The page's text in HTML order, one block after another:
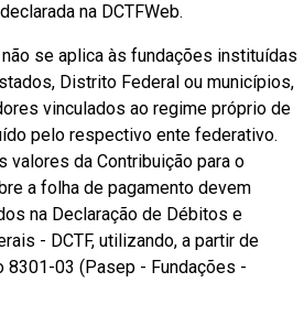
na DCTFWeb.
não se aplica às fundações instituídas
Distrito Federal ou municípios,
vinculados ao regime próprio de
pelo respectivo ente federativo.
valores da Contribuição para o
a folha de pagamento devem
na Declaração de Débitos e
- DCTF, utilizando, a partir de
8301-03 (Pasep - Fundações -